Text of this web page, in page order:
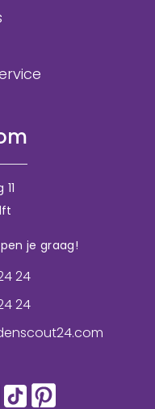
je graag!
24
24